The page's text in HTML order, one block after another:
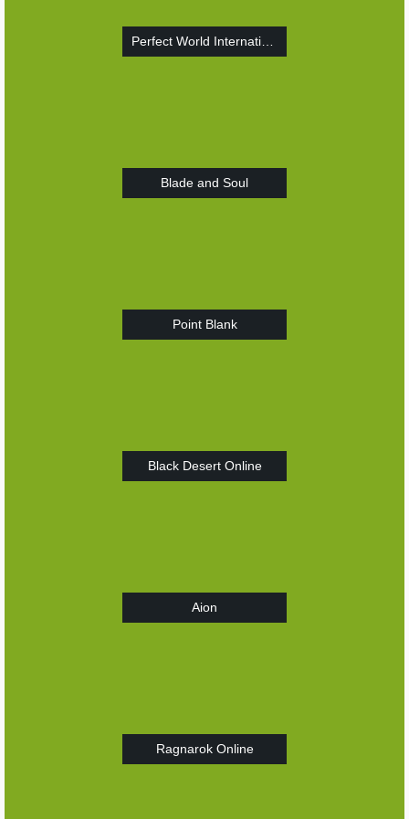
Blade and Soul
Point Blank
Black Desert Online
Aion
Ragnarok Online